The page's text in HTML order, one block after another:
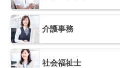
介護事務
社会福祉士